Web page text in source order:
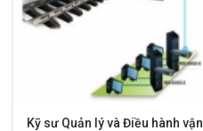
Kỹ sư Quản lý và Điều hành